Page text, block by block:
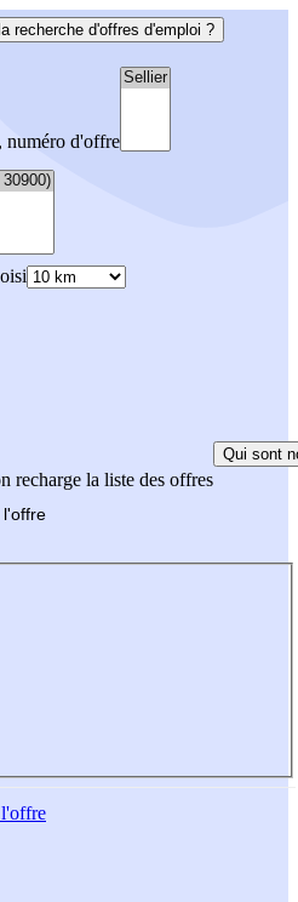
recherche d'offres d'emploi ?
numéro d'offre
recharge la liste des offres
Qui sont
l'offre